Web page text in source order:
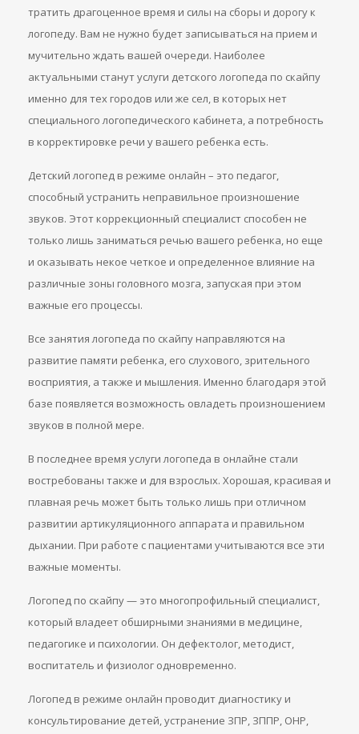
тратить драгоценное время и силы на сборы и дорогу к
логопеду. Вам не нужно будет записываться на прием и
мучительно ждать вашей очереди. Наиболее
актуальными станут услуги детского логопеда по скайпу
именно для тех городов или же сел, в которых нет
специального логопедического кабинета, а потребность
в корректировке речи у вашего ребенка есть.
Детский логопед в режиме онлайн – это педагог,
способный устранить неправильное произношение
звуков. Этот коррекционный специалист способен не
только лишь заниматься речью вашего ребенка, но еще
и оказывать некое четкое и определенное влияние на
различные зоны головного мозга, запуская при этом
важные его процессы.
Все занятия логопеда по скайпу направляются на
развитие памяти ребенка, его слухового, зрительного
восприятия, а также и мышления. Именно благодаря этой
базе появляется возможность овладеть произношением
звуков в полной мере.
В последнее время услуги логопеда в онлайне стали
востребованы также и для взрослых. Хорошая, красивая и
плавная речь может быть только лишь при отличном
развитии артикуляционного аппарата и правильном
дыхании. При работе с пациентами учитываются все эти
важные моменты.
Логопед по скайпу — это многопрофильный специалист,
который владеет обширными знаниями в медицине,
педагогике и психологии. Он дефектолог, методист,
воспитатель и физиолог одновременно.
Логопед в режиме онлайн проводит диагностику и
консультирование детей, устранение ЗПР, ЗППР, ОНР,